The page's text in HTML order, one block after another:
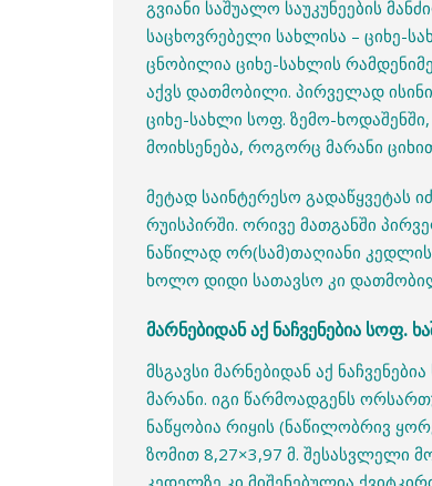
გვიანი საშუალო საუკუნეების
საცხოვრებელი სახლისა – ციხე-
ცნობილია ციხე-სახლის
აქვს დათმობილი. პირველად
ციხე-სახლი სოფ. ზემო-
მოიხსენება, როგორც მარანი
მეტად საინტერესო გადაწყვეტას
რუისპირში. ორივე მათგანში
ნაწილად ორ(სამ)თაღიანი კედლის
ხოლო დიდი სათავსო კი
მარნებიდან აქ ნაჩვენებია სოფ.
მსგავსი მარნებიდან აქ
მარანი. იგი წარმოადგენს
ნაწყობია რიყის (ნაწილობრივ
ზომით 8,27×3,97 მ. შესასვლელი